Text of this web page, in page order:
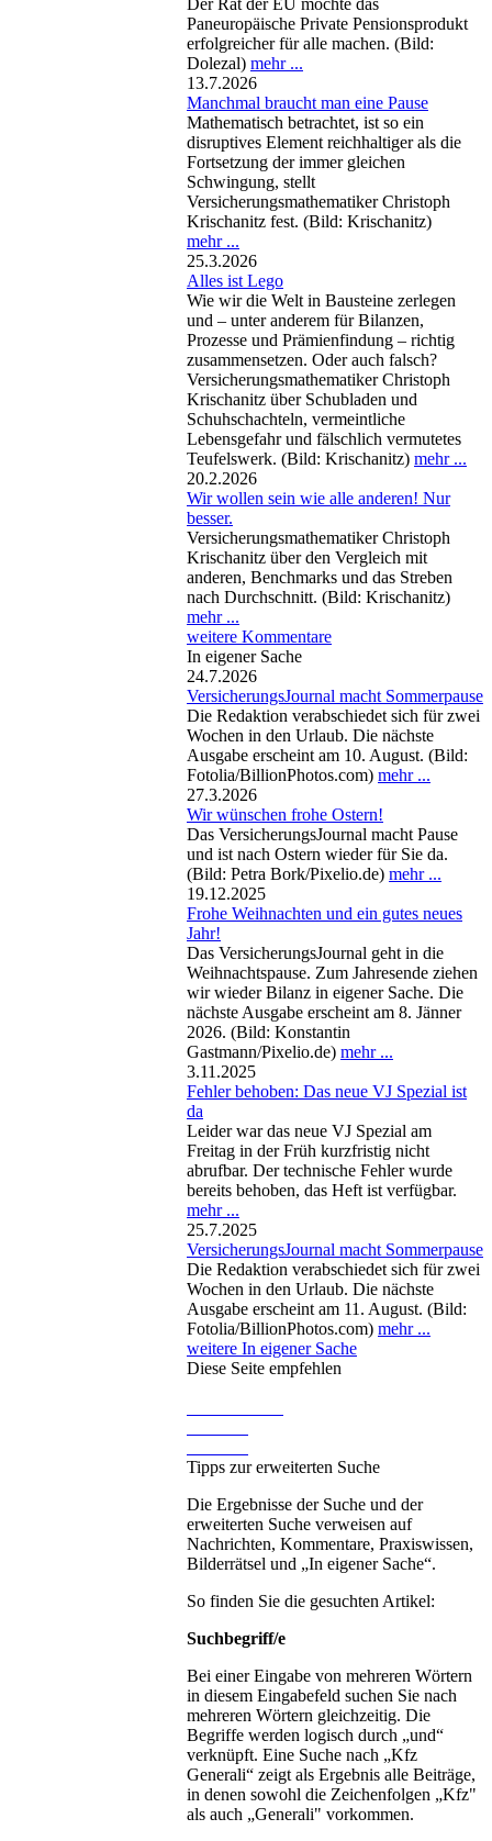
Der Rat der EU möchte das
Paneuropäische Private Pensionsprodukt
erfolgreicher für alle machen. (Bild:
Dolezal) mehr ...
13.7.2026
Manchmal braucht man eine Pause
Mathematisch betrachtet, ist so ein
disruptives Element reichhaltiger als die
Fortsetzung der immer gleichen
Schwingung, stellt
Versicherungsmathematiker Christoph
Krischanitz fest. (Bild: Krischanitz)
mehr ...
25.3.2026
Alles ist Lego
Wie wir die Welt in Bausteine zerlegen
und – unter anderem für Bilanzen,
Prozesse und Prämienfindung – richtig
zusammensetzen. Oder auch falsch?
Versicherungsmathematiker Christoph
Krischanitz über Schubladen und
Schuhschachteln, vermeintliche
Lebensgefahr und fälschlich vermutetes
Teufelswerk. (Bild: Krischanitz) mehr ...
20.2.2026
Wir wollen sein wie alle anderen! Nur
besser.
Versicherungsmathematiker Christoph
Krischanitz über den Vergleich mit
anderen, Benchmarks und das Streben
nach Durchschnitt. (Bild: Krischanitz)
mehr ...
weitere Kommentare
In eigener Sache
24.7.2026
VersicherungsJournal macht Sommerpause
Die Redaktion verabschiedet sich für zwei
Wochen in den Urlaub. Die nächste
Ausgabe erscheint am 10. August. (Bild:
Fotolia/BillionPhotos.com) mehr ...
27.3.2026
Wir wünschen frohe Ostern!
Das VersicherungsJournal macht Pause
und ist nach Ostern wieder für Sie da.
(Bild: Petra Bork/Pixelio.de) mehr ...
19.12.2025
Frohe Weihnachten und ein gutes neues
Jahr!
Das VersicherungsJournal geht in die
Weihnachtspause. Zum Jahresende ziehen
wir wieder Bilanz in eigener Sache. Die
nächste Ausgabe erscheint am 8. Jänner
2026. (Bild: Konstantin
Gastmann/Pixelio.de) mehr ...
3.11.2025
Fehler behoben: Das neue VJ Spezial ist
da
Leider war das neue VJ Spezial am
Freitag in der Früh kurzfristig nicht
abrufbar. Der technische Fehler wurde
bereits behoben, das Heft ist verfügbar.
mehr ...
25.7.2025
VersicherungsJournal macht Sommerpause
Die Redaktion verabschiedet sich für zwei
Wochen in den Urlaub. Die nächste
Ausgabe erscheint am 11. August. (Bild:
Fotolia/BillionPhotos.com) mehr ...
weitere In eigener Sache
Diese Seite empfehlen
Tipps zur erweiterten Suche
Die Ergebnisse der Suche und der
erweiterten Suche verweisen auf
Nachrichten, Kommentare, Praxiswissen,
Bilderrätsel und „In eigener Sache“.
So finden Sie die gesuchten Artikel:
Suchbegriff/e
Bei einer Eingabe von mehreren Wörtern
in diesem Eingabefeld suchen Sie nach
mehreren Wörtern gleichzeitig. Die
Begriffe werden logisch durch „und“
verknüpft. Eine Suche nach „Kfz
Generali“ zeigt als Ergebnis alle Beiträge,
in denen sowohl die Zeichenfolgen „Kfz"
als auch „Generali" vorkommen.